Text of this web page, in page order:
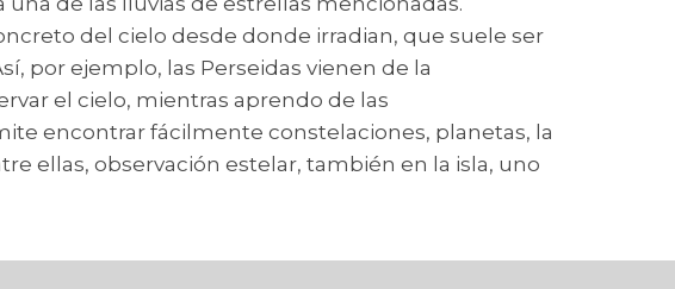
del cielo desde donde irradian, que suele ser
por ejemplo, las Perseidas vienen de la
el cielo, mientras aprendo de las
encontrar fácilmente constelaciones, planetas, la
ellas, observación estelar, también en la isla, uno